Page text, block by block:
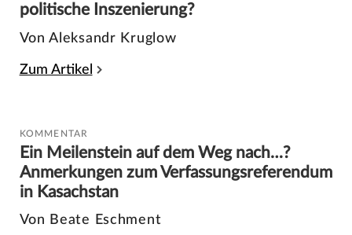
politische Inszenierung?
Von Aleksandr Kruglow
Zum Artikel
KOMMENTAR
Ein Meilenstein auf dem Weg nach…?
Anmerkungen zum Verfassungsreferendum
in Kasachstan
Von Beate Eschment